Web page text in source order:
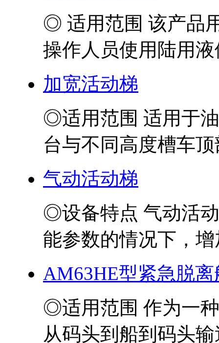
◎ 适用范围 该产品
操作人员使用陆用
加宽活动梯
◎适用范围 适用于
台与不同高度槽车
气动活动梯
◎设备特点 气动活
能参数的情况下，
AM63HE型紧急脱
◎适用范围 作为一
从码头到船到码头